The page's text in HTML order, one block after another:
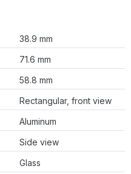
38.9 mm
71.6 mm
58.8 mm
Rectangular, front view
Aluminum
Side view
Glass